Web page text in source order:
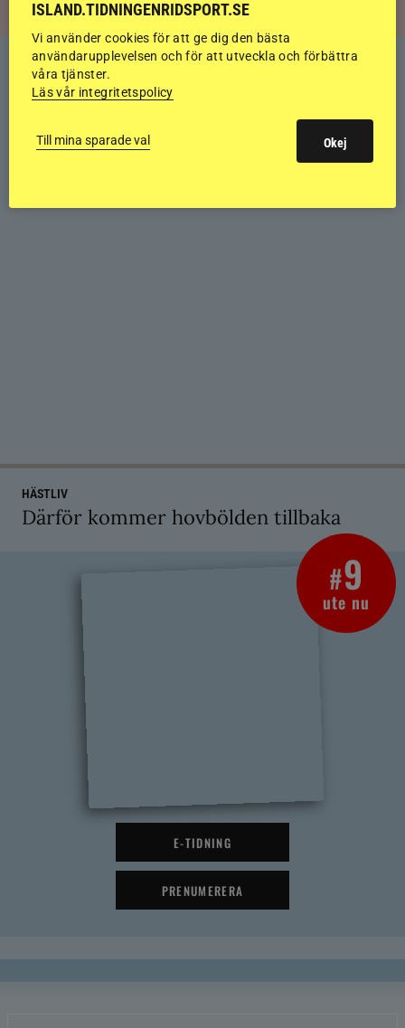
HÄSTLIV
Därför kommer hovbölden tillbaka
#9
ute nu
E-TIDNING
PRENUMERERA
ISLAND.TIDNINGENRIDSPORT.SE
Vi använder cookies för att ge dig den bästa
användarupplevelsen och för att utveckla och förbättra
våra tjänster.
Läs vår integritetspolicy
Till mina sparade val Okej